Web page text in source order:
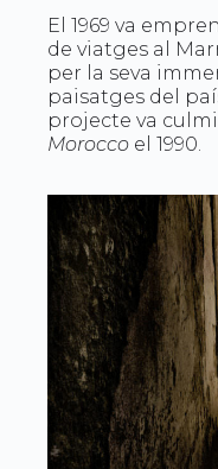
El 1969 va
de viatges al
per la seva
paisatges del
projecte va
Morocco el 1990.